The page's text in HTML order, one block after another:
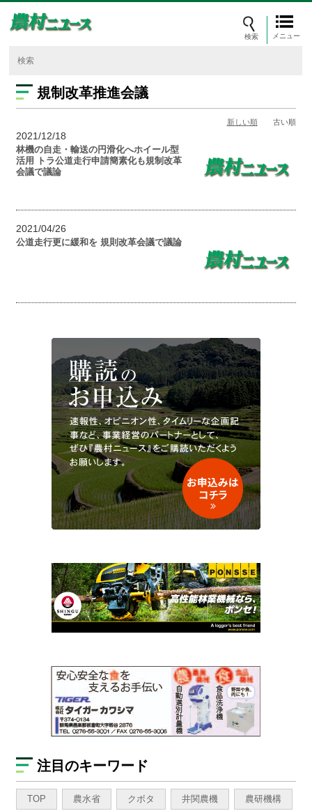
メニュー
規制改革推進会議
新しい順 古い順
2021/12/18
林機の自走・輸送の円滑化へホイール型
活用 トラ公道走行申請簡素化も規制改革
会議で議論
2021/04/26
公道走行更に緩和を 規則改革会議で議論
注目のキーワード
TOP 農水省 クボタ 井関農機 農研機構